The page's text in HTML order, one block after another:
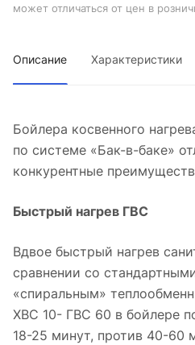
может отличаться от цен в
Описание Характеристики
Бойлера косвенного
по системе «Бак-в-баке»
конкурентные
Быстрый нагрев ГВС
Вдвое быстрый нагрев
сравнении со
«спиральным»
ХВС 10- ГВС 60 в бойлере
18-25 минут, против 40-60